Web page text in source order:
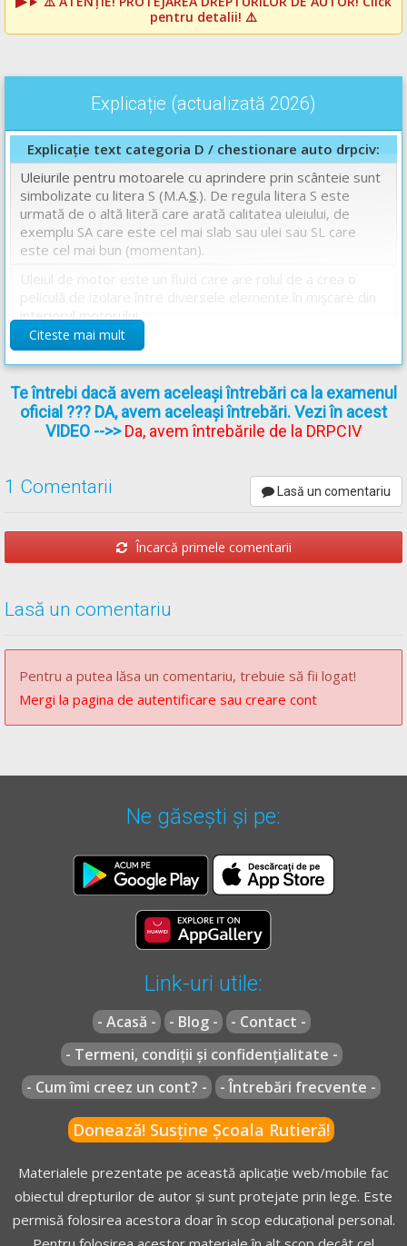
pentru detalii! ⚠️
Explicație (actualizată 2026)
Explicație text categoria D / chestionare auto drpciv:
Uleiurile pentru motoarele cu aprindere prin scânteie sunt
simbolizate cu litera S (M.A.S.). De regula litera S este
urmată de o altă literă care arată calitatea uleiului, de
exemplu SA care este cel mai slab sau ulei sau SL care
este cel mai bun (momentan).
Uleiul de motor este un fluid care are rolul de a crea o
interiorul motorului.
Principalele proptietăți ale uleiului de motor sunt:
- rezistența la uzură.
- vâscozitatea în funcție de temperatură.
- compoziția chimică.
Răspuns corect: C
Citeste mai mult
Te întrebi dacă avem aceleași întrebări ca la examenul
oficial ??? DA, avem aceleași întrebări. Vezi în acest
VIDEO -->>Da, avem întrebările de la DRPCIV
1 Comentarii Lasă un comentariu
Încarcă primele comentarii
Lasă un comentariu
Pentru a putea lăsa un comentariu, trebuie să fii logat!
Mergi la pagina de autentificare sau creare cont
Ne găsești și pe:
Link-uri utile:
- Acasă - - Blog -
- Contact -
- Termeni, condiții și confidențialitate -
- Cum îmi creez un cont? -
- Întrebări frecvente -
Donează! Susține Școala Rutieră!
Materialele prezentate pe această aplicație web/mobile fac
obiectul drepturilor de autor și sunt protejate prin lege. Este
permisă folosirea acestora doar în scop educațional personal.